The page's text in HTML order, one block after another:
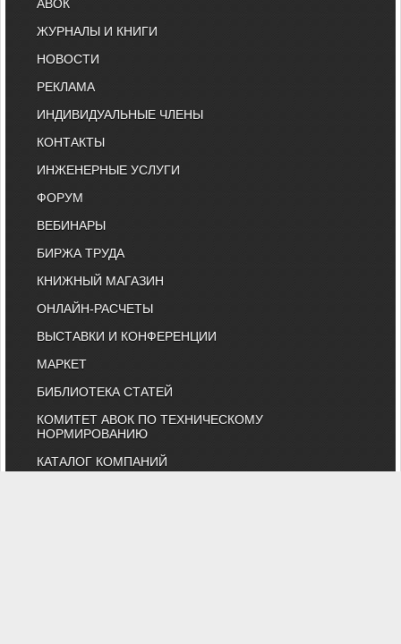
АВОК
ЖУРНАЛЫ И КНИГИ
НОВОСТИ
РЕКЛАМА
ИНДИВИДУАЛЬНЫЕ ЧЛЕНЫ
КОНТАКТЫ
ИНЖЕНЕРНЫЕ УСЛУГИ
ФОРУМ
ВЕБИНАРЫ
БИРЖА ТРУДА
КНИЖНЫЙ МАГАЗИН
ОНЛАЙН-РАСЧЕТЫ
ВЫСТАВКИ И КОНФЕРЕНЦИИ
МАРКЕТ
БИБЛИОТЕКА СТАТЕЙ
КОМИТЕТ АВОК ПО ТЕХНИЧЕСКОМУ
НОРМИРОВАНИЮ
КАТАЛОГ КОМПАНИЙ